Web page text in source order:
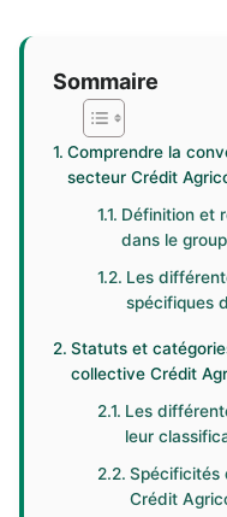
Sommaire
Comprendre la
secteur Crédit
Définition et
dans le
Les
spécifiques
Statuts et
collective Crédit
Les
leur
Spécificités
Crédit